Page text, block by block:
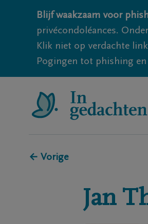
Blijf waakzaam voor
privécondoléances.
Klik niet op verdachte
Pogingen tot phishing
← Vorige
Jan